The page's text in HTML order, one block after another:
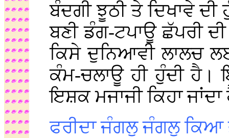
ਬੰਦਗੀ ਝੂਠੀ ਤੇ ਦਿਖਾਵੇ
ਬਣੀ ਡੰਗ-ਟਪਾਊ ਛੱਪਰੀ
ਕਿਸੇ ਦੁਨਿਆਵੀ ਲਾਲਚ
ਕੰਮ-ਚਲਾਊ ਹੀ ਹੁੰਦੀ ਹੈ।
ਇਸ਼ਕ ਮਜਾਜੀ ਕਿਹਾ
ਫਰੀਦਾ ਜੰਗਲੁ ਜੰਗਲੁ ਕਿਆ